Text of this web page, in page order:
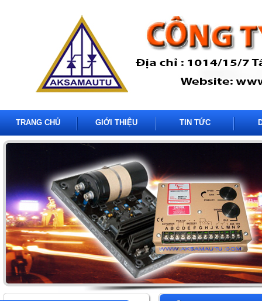
TRANG CHỦ GIỚI THIỆU TIN TỨC